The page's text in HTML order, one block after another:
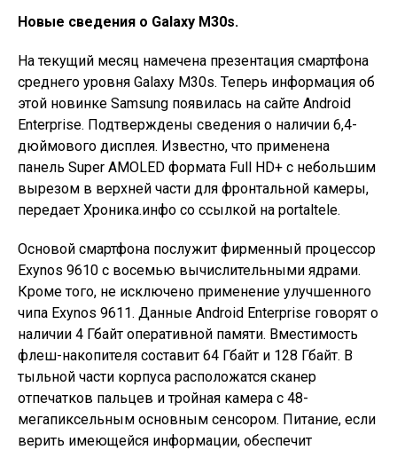
Новые сведения о Galaxy M30s.
На текущий месяц намечена презентация смартфона
среднего уровня Galaxy M30s. Теперь информация об
этой новинке Samsung появилась на сайте Android
Enterprise. Подтверждены сведения о наличии 6,4-
дюймового дисплея. Известно, что применена
панель Super AMOLED формата Full HD+ с небольшим
вырезом в верхней части для фронтальной камеры,
передает Хроника.инфо со ссылкой на portaltele.
Основой смартфона послужит фирменный процессор
Exynos 9610 с восемью вычислительными ядрами.
Кроме того, не исключено применение улучшенного
чипа Exynos 9611. Данные Android Enterprise говорят о
наличии 4 Гбайт оперативной памяти. Вместимость
флеш-накопителя составит 64 Гбайт и 128 Гбайт. В
тыльной части корпуса расположатся сканер
отпечатков пальцев и тройная камера с 48-
мегапиксельным основным сенсором. Питание, если
верить имеющейся информации, обеспечит